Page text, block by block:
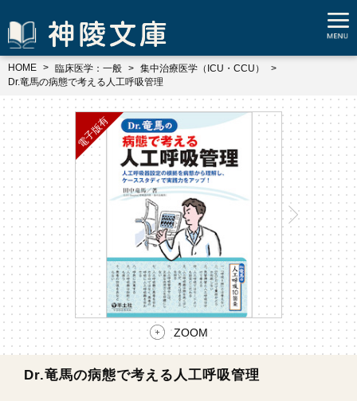
HOME 臨床医学：一般
集中治療医学（ICU・CCU）
Dr.竜馬の病態で考える人工呼吸管理
ZOOM
Dr.竜馬の病態で考える人工呼吸管理